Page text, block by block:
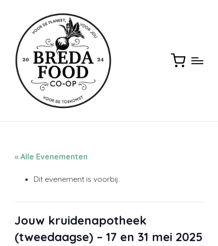
« Alle Evenementen
Dit evenement is voorbij.
Jouw kruidenapotheek
(tweedaagse) – 17 en 31 mei 2025